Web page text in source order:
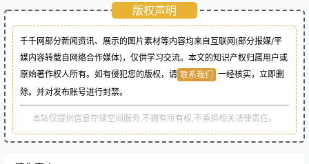
版权声明
千千网部分新闻资讯、展示的图片素材等内容均来自互联网(部分报媒/平
媒内容转载自网络合作媒体)，仅供学习交流。本文的知识产权归属用户或
原始著作权人所有。如有侵犯您的版权，请 联系我们
一经核实，立即删
除。并对发布账号进行封禁。
本站仅提供信息存储空间服务,不拥有所有权,不承担相关法律责任。